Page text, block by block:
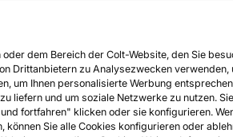
dem Bereich der Colt-Website, den Sie
Drittanbietern zu Analysezwecken verwenden,
um Ihnen personalisierte Werbung
liefern und um soziale Netzwerke zu nutzen.
fortfahren" klicken oder sie konfigurieren.
können Sie alle Cookies konfigurieren oder